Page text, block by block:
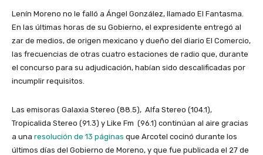
Lenín Moreno no le falló a Ángel González, llamado El Fantasma.
En las últimas horas de su Gobierno, el expresidente entregó al
zar de medios, de origen mexicano y dueño del diario El Comercio,
las frecuencias de otras cuatro estaciones de radio que, durante
el concurso para su adjudicación, habían sido descalificadas por
incumplir requisitos.
Las emisoras Galaxia Stereo (88.5), Alfa Stereo (104.1),
Tropicalida Stereo (91.3) y Like Fm (96.1) continúan al aire gracias
a una resolución de 13 páginas que Arcotel cocinó durante los
últimos días del Gobierno de Moreno, y que fue publicada el 27 de